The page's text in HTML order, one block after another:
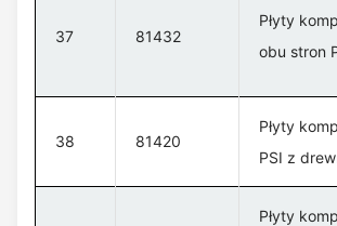
37 81432
Płyty
obu stron
38 81420
Płyty
PSI z
Płyty